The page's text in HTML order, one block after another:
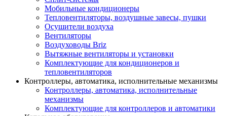
Мобильные кондиционеры
Тепловентиляторы, воздушные завесы, пушки
Осушители воздуха
Вентиляторы
Воздуховоды Briz
Вытяжные вентиляторы и установки
Комплектующие для кондиционеров и
тепловентиляторов
Контроллеры, автоматика, исполнительные механизмы
Контроллеры, автоматика, исполнительные
механизмы
Комплектующие для контроллеров и автоматики